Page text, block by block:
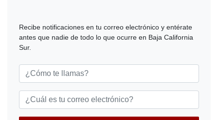
Recibe notificaciones en tu correo electrónico y entérate
antes que nadie de todo lo que ocurre en Baja California
Sur.